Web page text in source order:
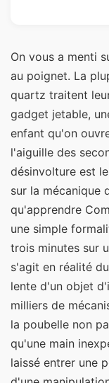
On vous a menti
au poignet. La
quartz traitent
gadget jetable,
enfant qu'on
l'aiguille des
désinvolture est
sur la mécanique
qu'apprendre
une simple
trois minutes sur
s'agit en réalité
lente d'un objet
milliers de
la poubelle non
qu'une main
laissé entrer une